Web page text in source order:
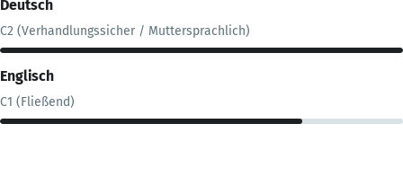
Deutsch
C2 (Verhandlungssicher / Muttersprachlich)
Englisch
C1 (Fließend)